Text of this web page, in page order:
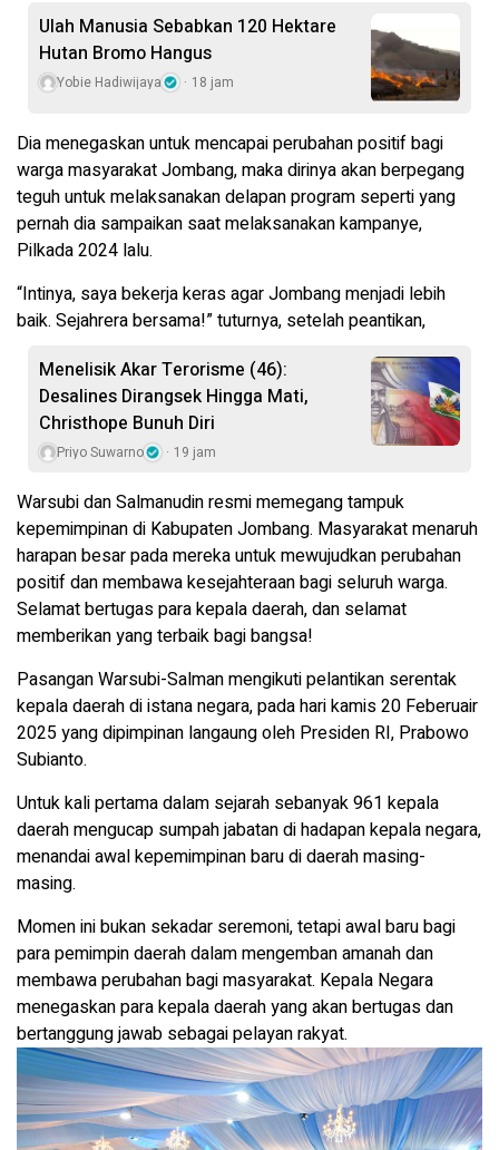
Ulah Manusia Sebabkan 120 Hektare
Hutan Bromo Hangus
Yobie Hadiwijaya 18 jam
Dia menegaskan untuk mencapai perubahan positif bagi
warga masyarakat Jombang, maka dirinya akan berpegang
teguh untuk melaksanakan delapan program seperti yang
pernah dia sampaikan saat melaksanakan kampanye,
Pilkada 2024 lalu.
“Intinya, saya bekerja keras agar Jombang menjadi lebih
baik. Sejahrera bersama!” tuturnya, setelah peantikan,
Menelisik Akar Terorisme (46):
Desalines Dirangsek Hingga Mati,
Christhope Bunuh Diri
Priyo Suwarno 19 jam
Warsubi dan Salmanudin resmi memegang tampuk
kepemimpinan di Kabupaten Jombang. Masyarakat menaruh
harapan besar pada mereka untuk mewujudkan perubahan
positif dan membawa kesejahteraan bagi seluruh warga.
Selamat bertugas para kepala daerah, dan selamat
memberikan yang terbaik bagi bangsa!
Pasangan Warsubi-Salman mengikuti pelantikan serentak
kepala daerah di istana negara, pada hari kamis 20 Feberuair
2025 yang dipimpinan langaung oleh Presiden RI, Prabowo
Subianto.
Untuk kali pertama dalam sejarah sebanyak 961 kepala
daerah mengucap sumpah jabatan di hadapan kepala negara,
menandai awal kepemimpinan baru di daerah masing-
masing.
Momen ini bukan sekadar seremoni, tetapi awal baru bagi
para pemimpin daerah dalam mengemban amanah dan
membawa perubahan bagi masyarakat. Kepala Negara
menegaskan para kepala daerah yang akan bertugas dan
bertanggung jawab sebagai pelayan rakyat.